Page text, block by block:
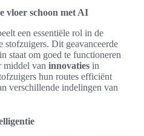
vloer schoon met AI
een essentiële rol in de
Dit geavanceerde
staat om goed te functioneren
middel van innovaties in
hun routes efficiënt
verschillende indelingen van